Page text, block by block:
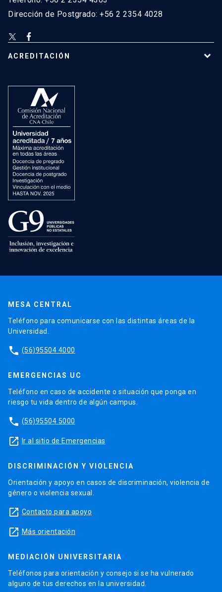
Dirección de Postgrado: +56 2 2354 4028
ACREDITACIÓN
MESA CENTRAL
Teléfono para comunicarse con las distintas áreas de la
Universidad.
phone (56)95504 4000
EMERGENCIAS UC
Teléfono en caso de accidente o situación que ponga en
riesgo tu vida dentro de algún campus.
phone (56)95504 5000
launch Ir al sitio de Emergencias
DISCRIMINACIÓN Y VIOLENCIA
Orientación y apoyo en casos de discriminación, violencia de
género o violencia sexual.
launch Contacto para apoyo
launch Más orientación
MEDIACIÓN UNIVERSITARIA
Teléfonos para orientación y consejo si se ha vulnerado
alguno de tus derechos en la universidad.